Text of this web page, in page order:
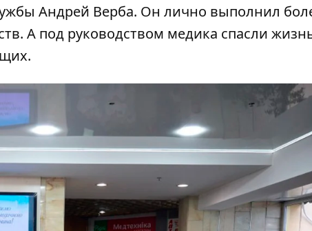
Андрей Верба. Он лично выполнил
А под руководством медика спасли